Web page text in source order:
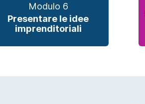
Modulo 6
Presentare le idee
imprenditoriali